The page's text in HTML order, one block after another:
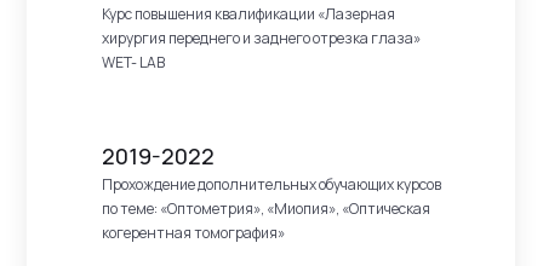
2019-2022
Прохождение дополнительных обучающих курсов
по теме: «Оптометрия», «Миопия», «Оптическая
когерентная томография»
Курс повышения квалификации «Лазерная
хирургия переднего и заднего отрезка глаза»
WET- LAB